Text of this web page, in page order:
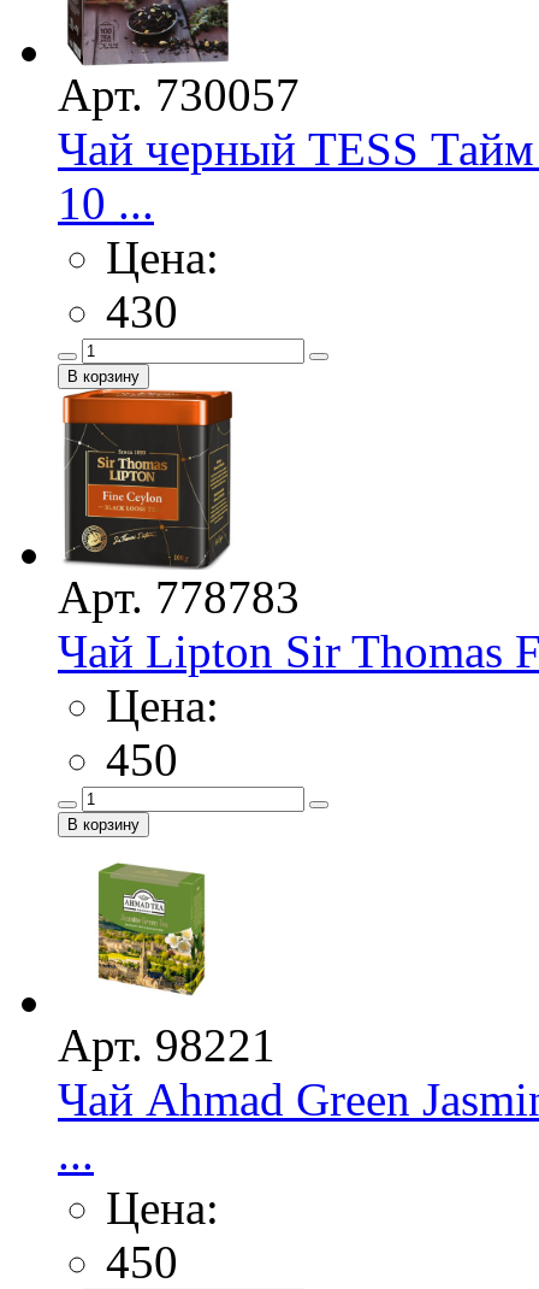
Арт. 730057
Чай черный TESS
10 ...
Цена:
430
Арт. 778783
Чай Lipton Sir Thomas
Цена:
450
Арт. 98221
Чай Ahmad Green
...
Цена:
450